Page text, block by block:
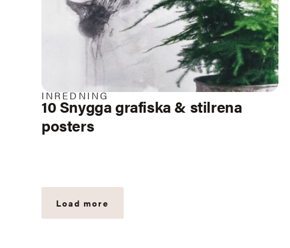
INREDNING
10 Snygga grafiska & stilrena
posters
Load more